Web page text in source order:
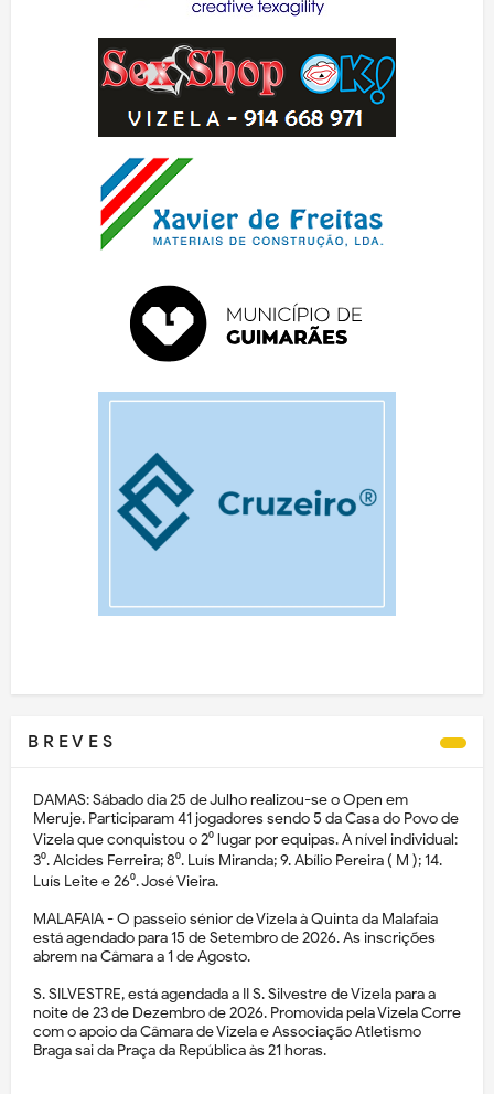
B R E V E S
DAMAS: Sábado dia 25 de Julho realizou-se o Open em
Meruje. Participaram 41 jogadores sendo 5 da Casa do Povo de
Vizela que conquistou o 2⁰ lugar por equipas. A nível individual:
3⁰. Alcides Ferreira; 8⁰. Luís Miranda; 9. Abílio Pereira ( M ); 14.
Luís Leite e 26⁰. José Vieira.
MALAFAIA - O passeio sénior de Vizela à Quinta da Malafaia
está agendado para 15 de Setembro de 2026. As inscrições
abrem na Câmara a 1 de Agosto.
S. SILVESTRE, está agendada a II S. Silvestre de Vizela para a
noite de 23 de Dezembro de 2026. Promovida pela Vizela Corre
com o apoio da Câmara de Vizela e Associação Atletismo
Braga sai da Praça da República às 21 horas.